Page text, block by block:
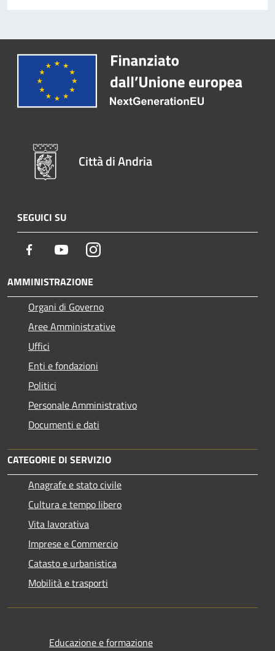
Città di Andria
SEGUICI SU
Facebook YoutubeInstagram
AMMINISTRAZIONE
Organi di Governo
Aree Amministrative
Uffici
Enti e fondazioni
Politici
Personale Amministrativo
Documenti e dati
CATEGORIE DI SERVIZIO
Anagrafe e stato civile
Cultura e tempo libero
Vita lavorativa
Imprese e Commercio
Catasto e urbanistica
Mobilità e trasporti
Educazione e formazione